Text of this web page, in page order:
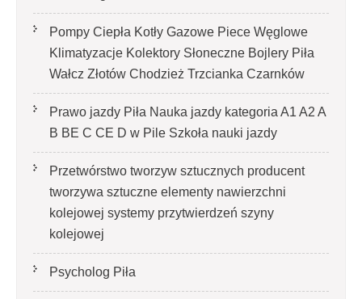
Pompy Ciepła Kotły Gazowe Piece Węglowe
Klimatyzacje Kolektory Słoneczne Bojlery Piła
Wałcz Złotów Chodzież Trzcianka Czarnków
Prawo jazdy Piła Nauka jazdy kategoria A1 A2 A
B BE C CE D‎ w Pile Szkoła nauki jazdy
Przetwórstwo tworzyw sztucznych producent
tworzywa sztuczne elementy nawierzchni
kolejowej systemy przytwierdzeń szyny
kolejowej
Psycholog Piła